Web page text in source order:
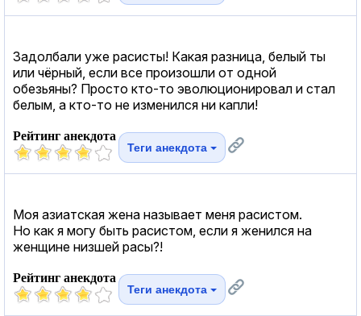
Задолбали уже расисты! Какая разница, белый ты
или чёрный, если все произошли от одной
обезьяны? Просто кто-то эволюционировал и стал
белым, а кто-то не изменился ни капли!
Рейтинг анекдота
Теги анекдота
Моя азиатская жена называет меня расистом.
Но как я могу быть расистом, если я женился на
женщине низшей расы?!
Рейтинг анекдота
Теги анекдота